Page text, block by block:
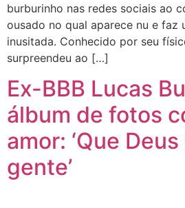
burburinho nas redes sociais ao
ousado no qual aparece nu e faz
inusitada. Conhecido por seu
surpreendeu ao […]
Ex-BBB Lucas
álbum de fotos
amor: ‘Que
gente’